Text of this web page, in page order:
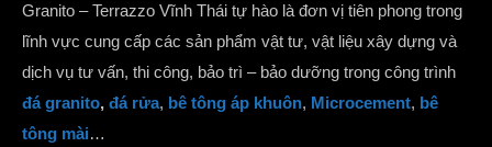
Granito – Terrazzo Vĩnh Thái tự hào là đơn vị tiên phong trong
lĩnh vực cung cấp các sản phẩm vật tư, vật liệu xây dựng và
dịch vụ tư vấn, thi công, bảo trì – bảo dưỡng trong công trình
đá granito, đá rửa, bê tông áp khuôn, Microcement, bê
tông mài…